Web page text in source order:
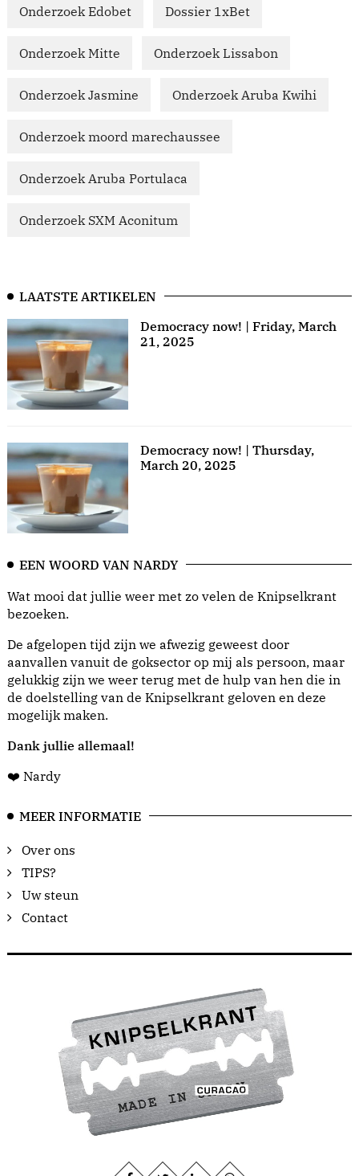
Onderzoek Edobet Dossier 1xBet
Onderzoek Mitte Onderzoek Lissabon
Onderzoek Jasmine Onderzoek Aruba Kwihi
Onderzoek moord marechaussee
Onderzoek Aruba Portulaca
Onderzoek SXM Aconitum
LAATSTE ARTIKELEN
Democracy now! | Friday, March
21, 2025
Democracy now! | Thursday,
March 20, 2025
EEN WOORD VAN NARDY
Wat mooi dat jullie weer met zo velen de Knipselkrant
bezoeken.
De afgelopen tijd zijn we afwezig geweest door
aanvallen vanuit de goksector op mij als persoon, maar
gelukkig zijn we weer terug met de hulp van hen die in
de doelstelling van de Knipselkrant geloven en deze
mogelijk maken.
Dank jullie allemaal!
❤️ Nardy
MEER INFORMATIE
Over ons
TIPS?
Uw steun
Contact